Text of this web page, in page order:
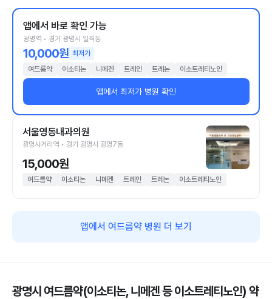
앱에서 바로 확인 가능
광명역 • 경기 광명시 일직동
10,000원 최저가
여드름약
이소티논 니메겐 트레인 트레논 이소트레티노인
앱에서 최저가 병원 확인
서울영동내과의원
광명사거리역 • 경기 광명시 광명7동
15,000원
여드름약 이소티논 니메겐 트레인 트레논 이소트레티노인
앱에서 여드름약 병원 더 보기
광명시 여드름약(이소티논, 니메겐 등 이소트레티노인) 약